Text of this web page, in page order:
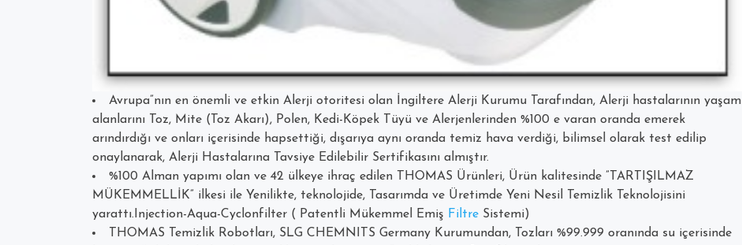
Avrupa”nın en önemli ve etkin Alerji otoritesi olan İngiltere Alerji Kurumu Tarafından, Alerji hastalarının yaşam
alanlarını Toz, Mite (Toz Akarı), Polen, Kedi-Köpek Tüyü ve Alerjenlerinden %100 e varan oranda emerek
arındırdığı ve onları içerisinde hapsettiği, dışarıya aynı oranda temiz hava verdiği, bilimsel olarak test edilip
onaylanarak, Alerji Hastalarına Tavsiye Edilebilir Sertifikasını almıştır.
%100 Alman yapımı olan ve 42 ülkeye ihraç edilen THOMAS Ürünleri, Ürün kalitesinde ”TARTIŞILMAZ
MÜKEMMELLİK” ilkesi ile Yenilikte, teknolojide, Tasarımda ve Üretimde Yeni Nesil Temizlik Teknolojisini
yarattı.Injection-Aqua-Cyclonfilter ( Patentli Mükemmel Emiş Filtre Sistemi)
THOMAS Temizlik Robotları, SLG CHEMNITS Germany Kurumundan, Tozları %99.999 oranında su içerisinde